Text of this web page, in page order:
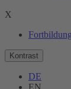
X
Kontrast
DE
EN